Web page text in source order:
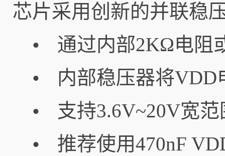
芯片采用创新的并联稳
• 通过内部2KΩ电阻
• 内部稳压器将VDD
• 支持3.6V~20V宽
• 推荐使用470nF